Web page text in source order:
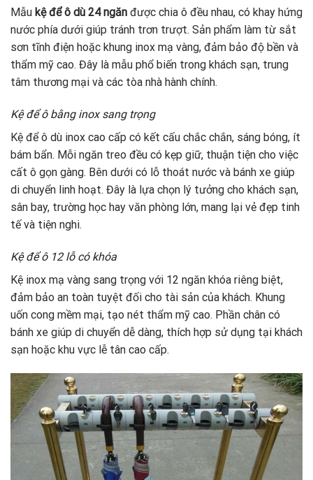
Mẫu kệ để ô dù 24 ngăn được chia ô đều nhau, có khay hứng
nước phía dưới giúp tránh trơn trượt. Sản phẩm làm từ sắt
sơn tĩnh điện hoặc khung inox mạ vàng, đảm bảo độ bền và
thẩm mỹ cao. Đây là mẫu phổ biến trong khách sạn, trung
tâm thương mại và các tòa nhà hành chính.
Kệ để ô bằng inox sang trọng
Kệ để ô dù inox cao cấp có kết cấu chắc chắn, sáng bóng, ít
bám bẩn. Mỗi ngăn treo đều có kẹp giữ, thuận tiện cho việc
cất ô gọn gàng. Bên dưới có lỗ thoát nước và bánh xe giúp
di chuyển linh hoạt. Đây là lựa chọn lý tưởng cho khách sạn,
sân bay, trường học hay văn phòng lớn, mang lại vẻ đẹp tinh
tế và tiện nghi.
Kệ để ô 12 lỗ có khóa
Kệ inox mạ vàng sang trọng với 12 ngăn khóa riêng biệt,
đảm bảo an toàn tuyệt đối cho tài sản của khách. Khung
uốn cong mềm mại, tạo nét thẩm mỹ cao. Phần chân có
bánh xe giúp di chuyển dễ dàng, thích hợp sử dụng tại khách
sạn hoặc khu vực lễ tân cao cấp.